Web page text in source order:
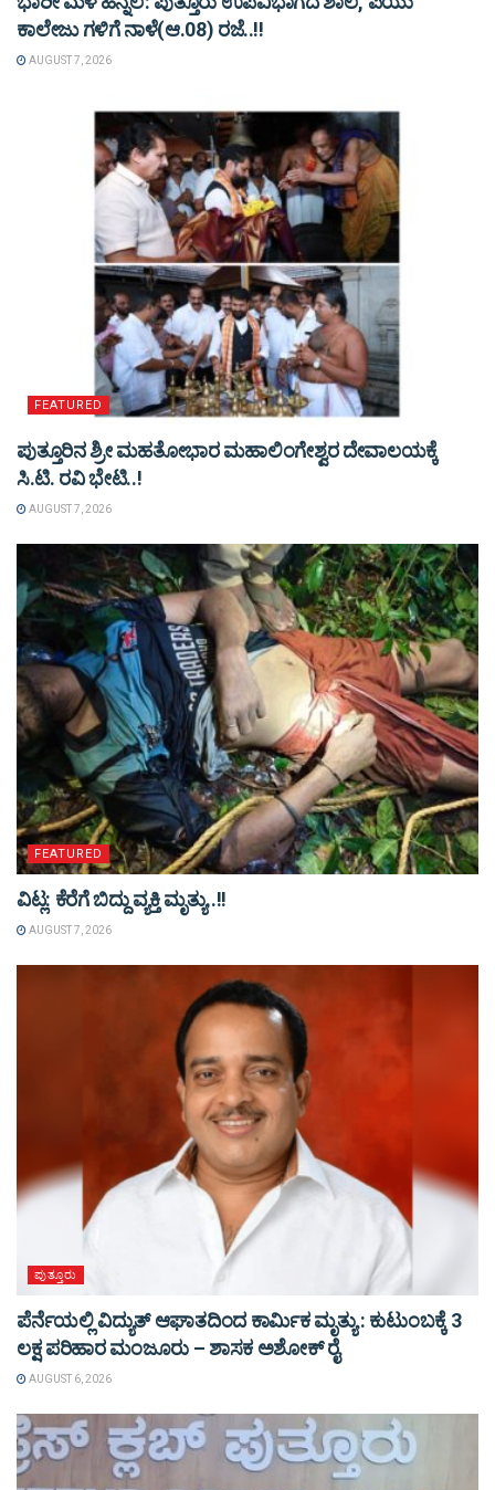
ಕಾಲೇಜು ಗಳಿಗೆ ನಾಳೆ(ಆ.08) ರಜೆ..!!
AUGUST 7, 2026
FEATURED
ಪುತ್ತೂರಿನ ಶ್ರೀ ಮಹತೋಭಾರ ಮಹಾಲಿಂಗೇಶ್ವರ ದೇವಾಲಯಕ್ಕೆ
ಸಿ.ಟಿ. ರವಿ ಭೇಟಿ..!
AUGUST 7, 2026
FEATURED
ವಿಟ್ಲ: ಕೆರೆಗೆ ಬಿದ್ದು ವ್ಯಕ್ತಿ ಮೃತ್ಯು..!!
AUGUST 7, 2026
ಪುತ್ತೂರು
ಪೆರ್ನೆಯಲ್ಲಿ ವಿದ್ಯುತ್ ಆಘಾತದಿಂದ ಕಾರ್ಮಿಕ ಮೃತ್ಯು : ಕುಟುಂಬಕ್ಕೆ 3
ಲಕ್ಷ ಪರಿಹಾರ ಮಂಜೂರು – ಶಾಸಕ ಅಶೋಕ್ ರೈ
AUGUST 6, 2026